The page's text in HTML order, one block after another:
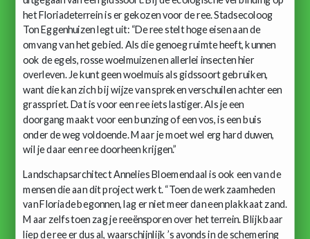
het Floriadeterrein is er gekozen voor de ree. Stadsecoloog
Ton Eggenhuizen legt uit: “De ree stelt hoge eisen aan de
omvang van het gebied. Als die genoeg ruimte heeft, kunnen
ook de egels, rosse woelmuizen en allerlei insecten hier
overleven. Je kunt geen woelmuis als gidssoort gebruiken,
want die kan zich bij wijze van spreken verschuilen achter een
grasspriet. Dat is voor een ree iets lastiger. Als je een
doorgang maakt voor een bunzing of een vos, is een buis
onder de weg voldoende. Maar je moet wel erg hard duwen,
wil je daar een ree doorheen krijgen.”
Landschapsarchitect Annelies Bloemendaal is ook een van de
mensen die aan dit project werkt. “Toen de werkzaamheden
van Floriade begonnen, lag er niet meer dan een plakkaat zand.
Maar zelfs toen zag je reeënsporen over het terrein. Blijkbaar
liep de ree er dus al, waarschijnlijk ’s avonds in de schemering